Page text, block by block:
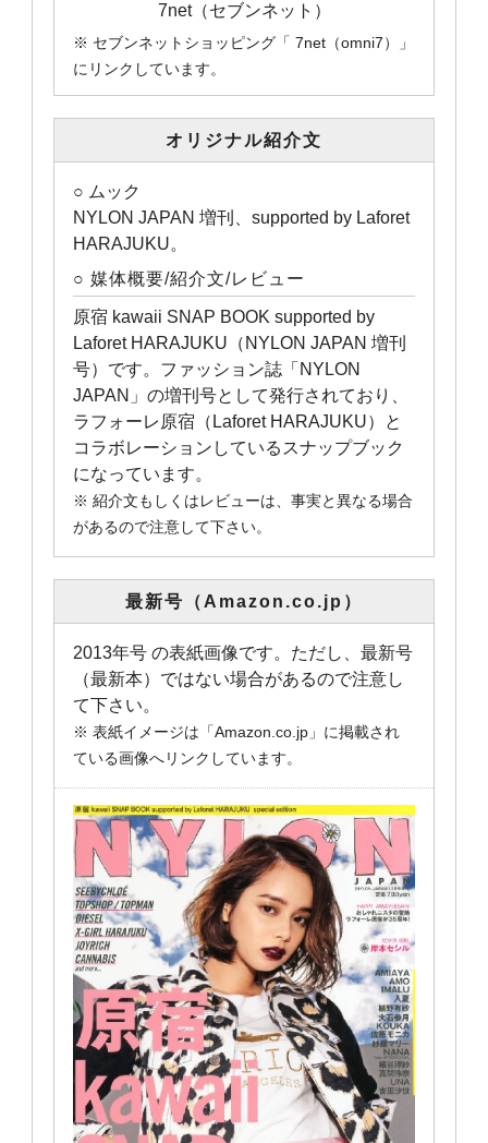
7net（セブンネット）
※ セブンネットショッピング「 7net（omni7）」
にリンクしています。
オリジナル紹介文
○ ムック
NYLON JAPAN 増刊、supported by Laforet
HARAJUKU。
○ 媒体概要/紹介文/レビュー
原宿 kawaii SNAP BOOK supported by
Laforet HARAJUKU（NYLON JAPAN 増刊
号）です。ファッション誌「NYLON
JAPAN」の増刊号として発行されており、
ラフォーレ原宿（Laforet HARAJUKU）と
コラボレーションしているスナップブック
になっています。
※ 紹介文もしくはレビューは、事実と異なる場合
があるので注意して下さい。
最新号（Amazon.co.jp）
2013年号 の表紙画像です。ただし、最新号
（最新本）ではない場合があるので注意し
て下さい。
※ 表紙イメージは「Amazon.co.jp」に掲載され
ている画像へリンクしています。